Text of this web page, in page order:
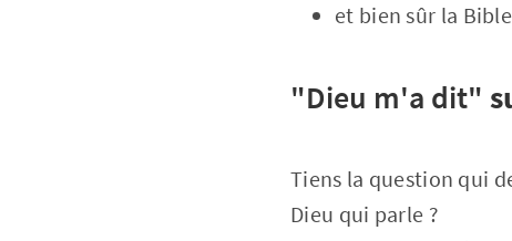
et bien sûr la
"Dieu m'a dit"
Tiens la question qui
Dieu qui parle ?